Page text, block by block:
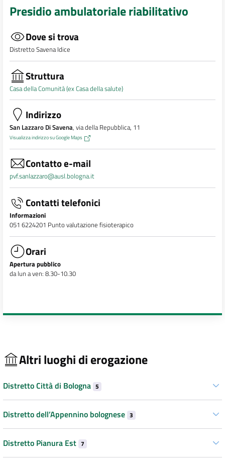
Presidio ambulatoriale riabilitativo
Dove si trova
Distretto Savena Idice
Struttura
Casa della Comunità (ex Casa della salute)
Indirizzo
San Lazzaro Di Savena, via della Repubblica, 11
Visualizza indirizzo su Google Maps
Contatto e-mail
pvf.sanlazzaro@ausl.bologna.it
Contatti telefonici
Informazioni
051 6224201 Punto valutazione fisioterapico
Orari
Apertura pubblico
da lun a ven: 8.30-10.30
Altri luoghi di erogazione
Distretto Città di Bologna 5
Distretto dell’Appennino bolognese 3
Distretto Pianura Est 7